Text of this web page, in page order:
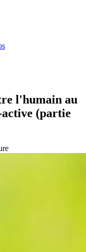
l'humain au
(partie